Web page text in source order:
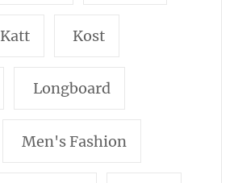
Katt Kost
Longboard
Men's Fashion